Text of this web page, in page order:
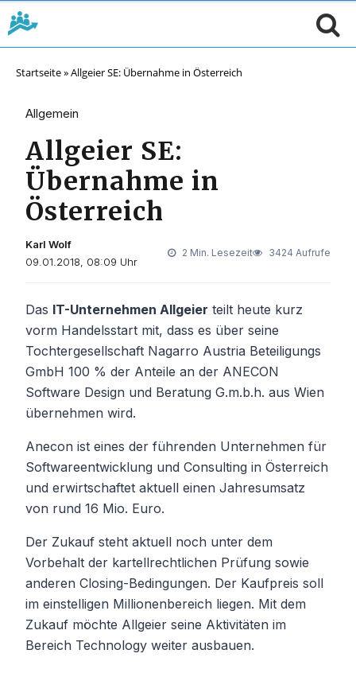
Startseite»Allgeier SE: Übernahme in Österreich
Allgemein
Allgeier SE:
Übernahme in
Österreich
Karl Wolf
09.01.2018, 08:09 Uhr
2 Min. Lesezeit 3424 Aufrufe
Das IT-Unternehmen Allgeier teilt heute kurz
vorm Handelsstart mit, dass es über seine
Tochtergesellschaft Nagarro Austria Beteiligungs
GmbH 100 % der Anteile an der ANECON
Software Design und Beratung G.m.b.h. aus Wien
übernehmen wird.
Anecon ist eines der führenden Unternehmen für
Softwareentwicklung und Consulting in Österreich
und erwirtschaftet aktuell einen Jahresumsatz
von rund 16 Mio. Euro.
Der Zukauf steht aktuell noch unter dem
Vorbehalt der kartellrechtlichen Prüfung sowie
anderen Closing-Bedingungen. Der Kaufpreis soll
im einstelligen Millionenbereich liegen. Mit dem
Zukauf möchte Allgeier seine Aktivitäten im
Bereich Technology weiter ausbauen.